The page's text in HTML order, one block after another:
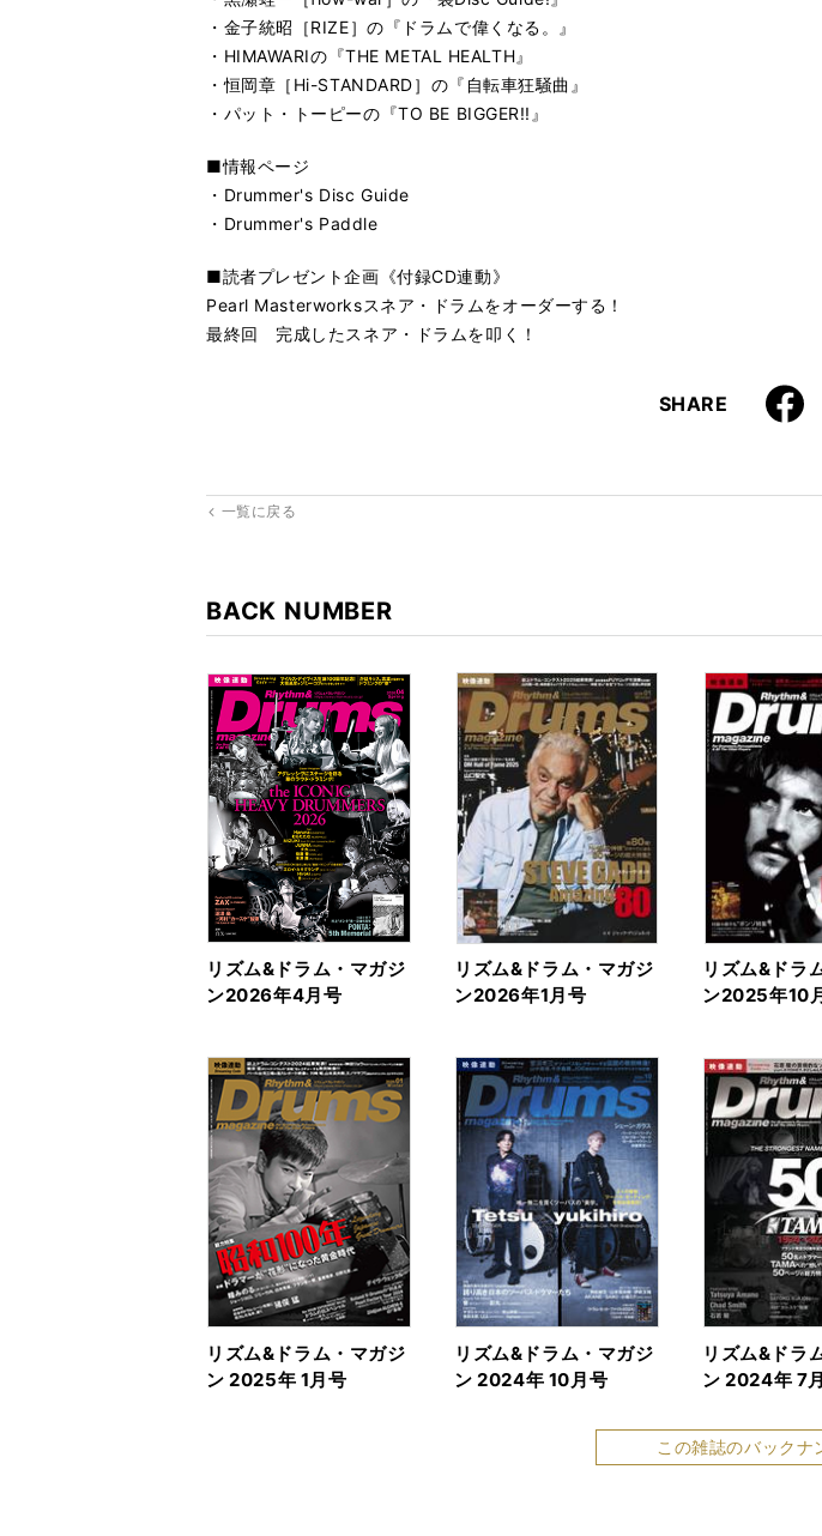
・金子統昭［RIZE］の『ドラムで偉くなる。』
・HIMAWARIの『THE METAL HEALTH』
・恒岡章［Hi-STANDARD］の『自転車狂騒曲』
・パット・トーピーの『TO BE BIGGER!!』
■情報ページ
・Drummer's Disc Guide
・Drummer's Paddle
■読者プレゼント企画《付録CD連動》
Pearl Masterworksスネア・ドラムをオーダーする！
最終回 完成したスネア・ドラムを叩く！
SHARE Faceboo
k
X
一覧に戻る
BACK NUMBER
リズム&ドラム・マガジ
ン2026年4月号
リズム&ドラム・マガジ
ン2026年1月号
リズム&ドラ
ン2025年10
リズム&ドラム・マガジ
ン 2025年 1月号
リズム&ドラム・マガジ
ン 2024年 10月号
リズム&ドラ
ン 2024年 7
この雑誌のバックナ